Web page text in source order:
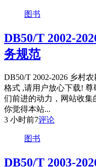
图书
DB50/T 2002-
务规范
DB50/T 2002-2026 乡村
格式 ,请用户放心下载!
们前进的动力，网站收
你觉得本站...
3 小时前7评论
图书
DB50/T 2003-